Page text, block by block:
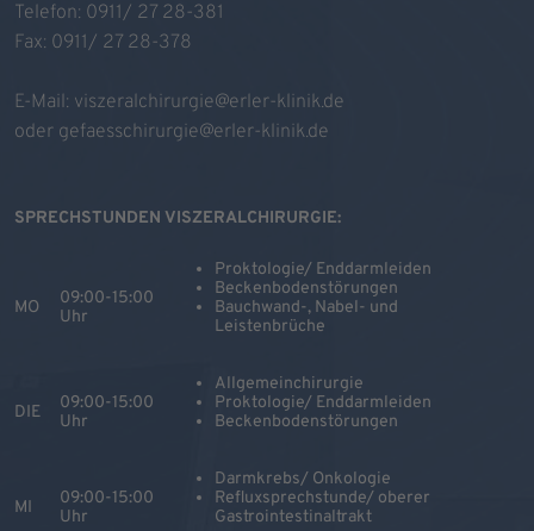
Telefon: 0911/ 27 28-381
Fax: 0911/ 27 28-378
E-Mail: viszeralchirurgie@erler-klinik.de
oder gefaesschirurgie@erler-klinik.de
SPRECHSTUNDEN VISZERALCHIRURGIE:
MO
09:00-15:00
Uhr
Proktologie/ Enddarmleiden
Beckenbodenstörungen
Bauchwand-, Nabel- und
Leistenbrüche
DIE
09:00-15:00
Uhr
Allgemeinchirurgie
Proktologie/ Enddarmleiden
Beckenbodenstörungen
MI
09:00-15:00
Uhr
Darmkrebs/ Onkologie
Refluxsprechstunde/ oberer
Gastrointestinaltrakt